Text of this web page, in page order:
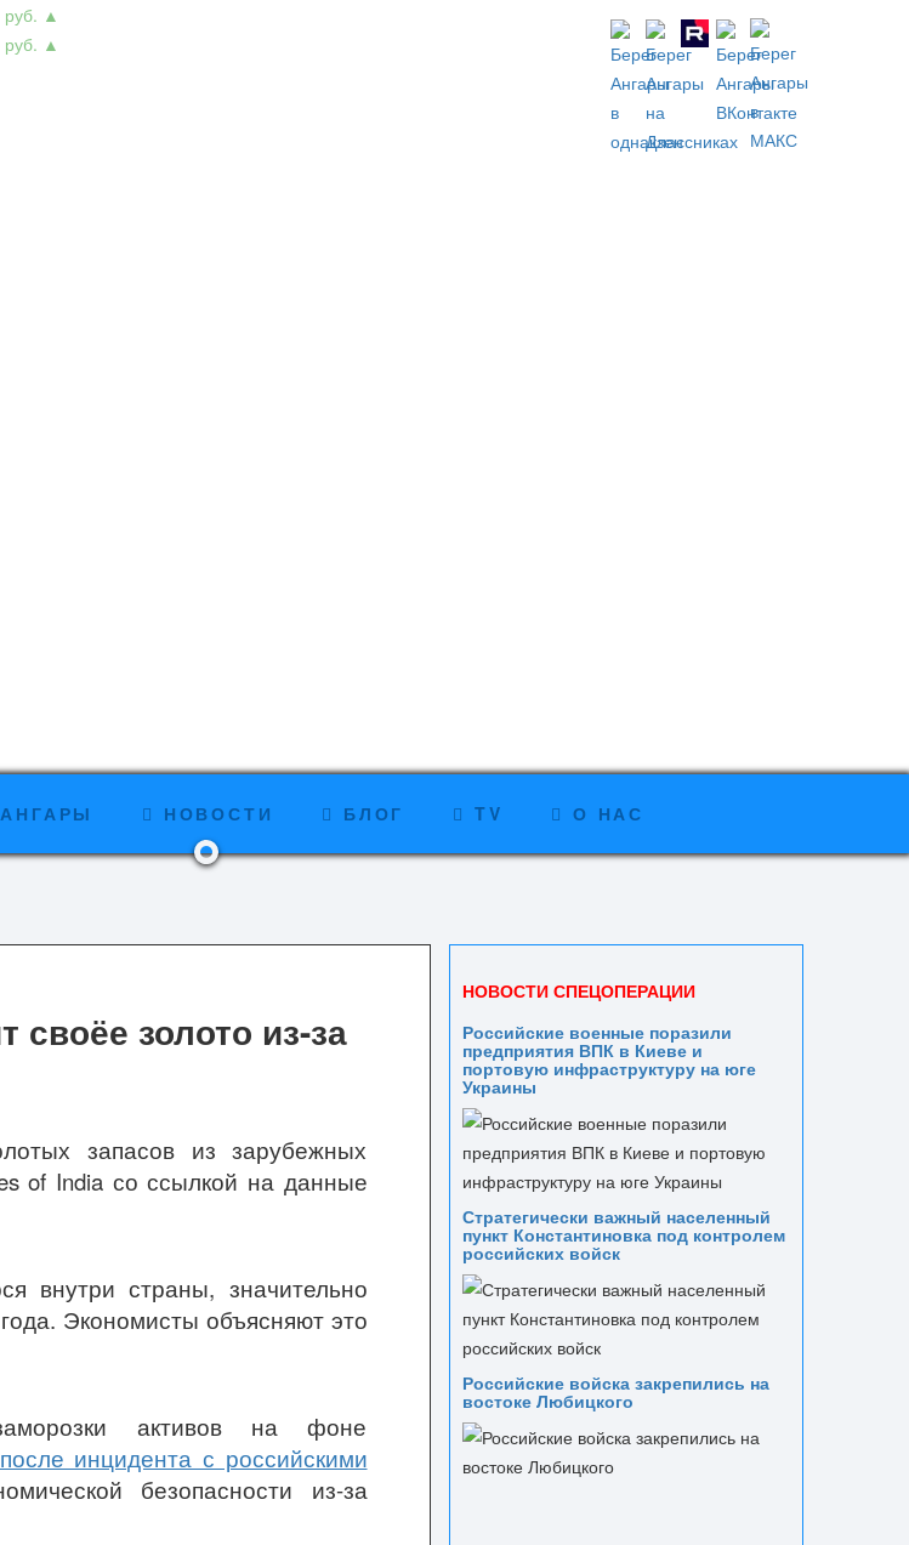
▲
▲
НОВОСТИ БЛОГ TV О НАС
золото из-за
запасов из зарубежных
of India со ссылкой на данные
внутри страны, значительно
Экономисты объясняют это
активов на фоне
инцидента с российскими
безопасности из-за
НОВОСТИ СПЕЦОПЕРАЦИИ
Российские военные поразили
предприятия ВПК в Киеве и
портовую инфраструктуру на юге
Украины
Стратегически важный населенный
пункт Константиновка под контролем
российских войск
Российские войска закрепились на
востоке Любицкого